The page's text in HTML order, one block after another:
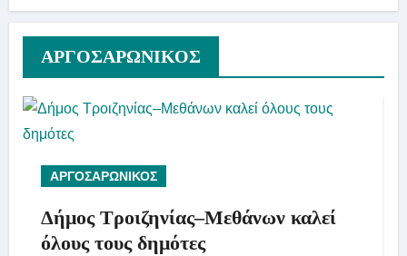
AΡΓΟΣΑΡΩΝΙΚΟΣ
ΑΡΓΟΣΑΡΩΝΙΚΟΣ
Δήμος Τροιζηνίας–Μεθάνων καλεί
όλους τους δημότες